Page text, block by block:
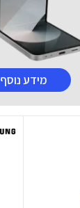
מידע נוסף